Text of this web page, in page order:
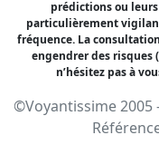
prédictions ou
particulièrement
fréquence. La
engendrer des risques
n’hésitez pas à
©Voyantissime 2005